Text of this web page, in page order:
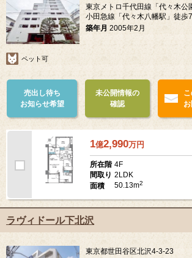
東京メトロ千代田線「代々木公
小田急線「代々木八幡駅」徒歩
築年月 2005年2月
ペット可
売出し待ち
お知らせ希望
未公開情報の
確認
1億2,990万円
所在階 4F
間取り 2LDK
面積
50.13m2
ラヴィドール下北沢
東京都世田谷区北沢4-3-23